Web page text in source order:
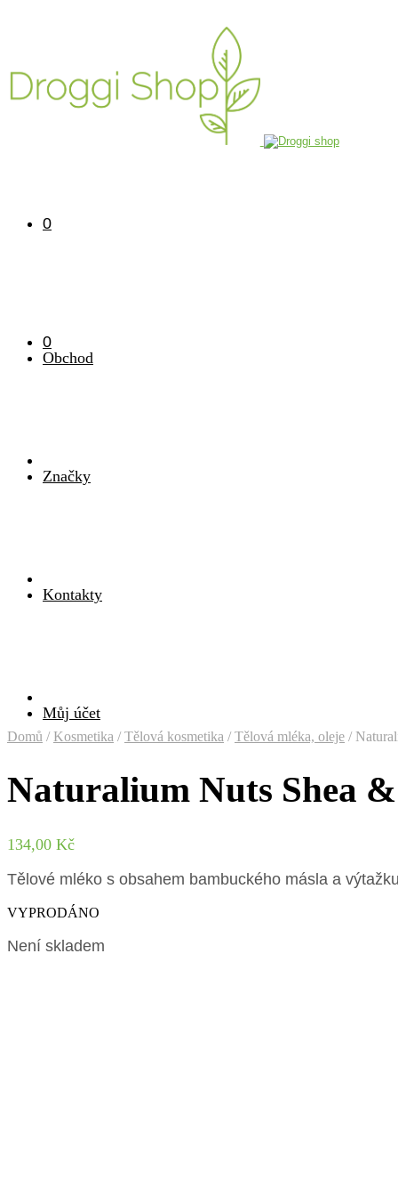
0
0
Obchod
Značky
Kontakty
Můj účet
Domů / Kosmetika / Tělová kosmetika / Tělová mléka, oleje /
Naturalium Nuts Shea
134,00 Kč
Tělové mléko s obsahem bambuckého másla a
VYPRODÁNO
Není skladem